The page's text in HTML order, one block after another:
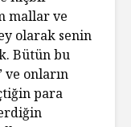
mallar ve
olarak senin
Bütün bu
onların
para